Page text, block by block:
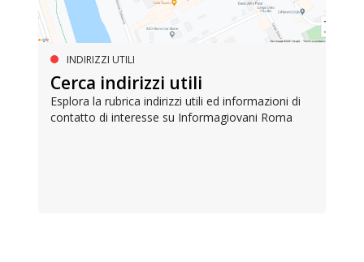
INDIRIZZI UTILI
Cerca indirizzi utili
Esplora la rubrica indirizzi utili ed informazioni di
contatto di interesse su Informagiovani Roma